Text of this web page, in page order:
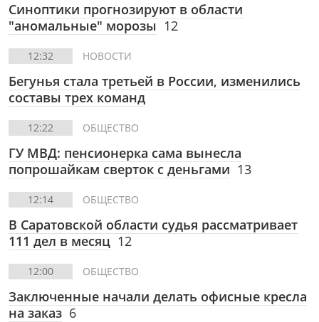
Синоптики прогнозируют в области
"аномальные" морозы 12
12:32 НОВОСТИ
Бегунья стала третьей в России, изменились
составы трех команд
12:22 ОБЩЕСТВО
ГУ МВД: пенсионерка сама вынесла
попрошайкам сверток с деньгами 13
12:14 ОБЩЕСТВО
В Саратовской области судья рассматривает
111 дел в месяц 12
12:00 ОБЩЕСТВО
Заключенные начали делать офисные кресла
на заказ 6